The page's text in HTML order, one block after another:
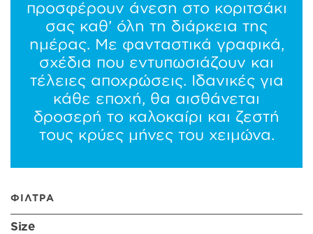
προσφέρουν άνεση στο κοριτσάκι
σας καθ’ όλη τη διάρκεια της
ημέρας. Με φανταστικά γραφικά,
σχέδια που εντυπωσιάζουν και
τέλειες αποχρώσεις. Ιδανικές για
κάθε εποχή, θα αισθάνεται
δροσερή το καλοκαίρι και ζεστή
τους κρύες μήνες του χειμώνα.
ΦΙΛΤΡΑ
Size